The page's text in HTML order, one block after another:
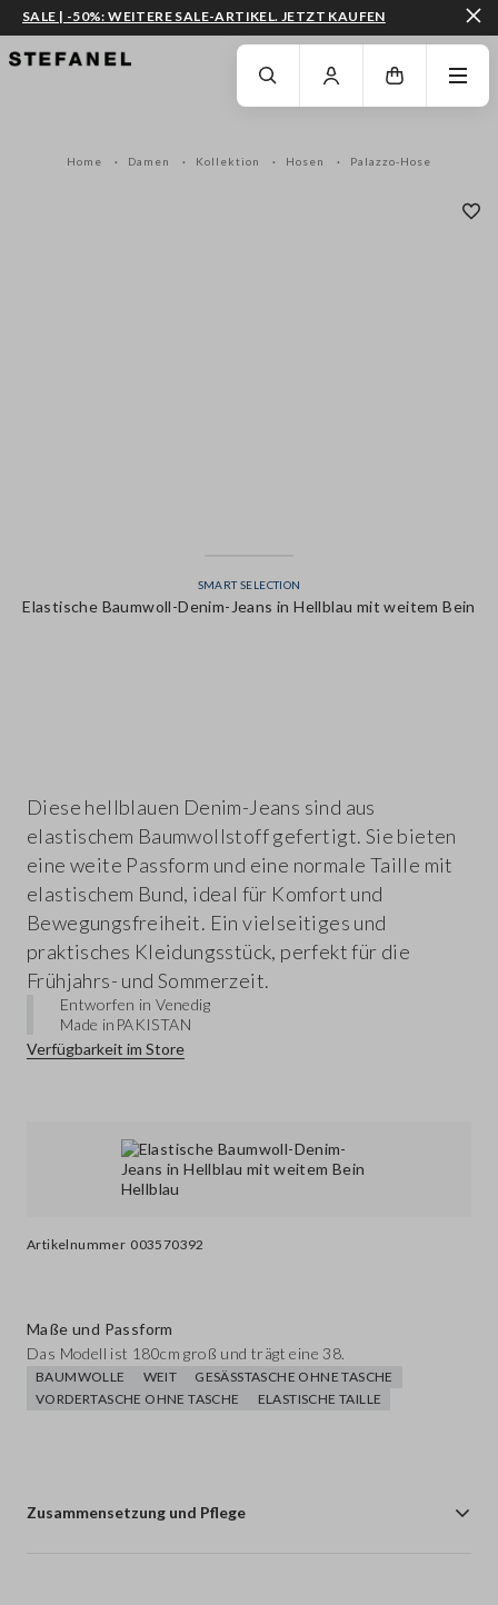
ZUM HAUPTINHALT SPRINGEN GEHEN SIE ZUM ENDE DER SEITE
SALE | -50%: WEITERE SALE-ARTIKEL. JETZT KAUFEN
Home Damen Kollektion Hosen Palazzo-Hose
SMART SELECTION
Elastische Baumwoll-Denim-Jeans in Hellblau mit weitem Bein
Artikelnummer 003570392
Diese hellblauen Denim-Jeans sind aus
elastischem Baumwollstoff gefertigt. Sie bieten
eine weite Passform und eine normale Taille mit
elastischem Bund, ideal für Komfort und
Bewegungsfreiheit. Ein vielseitiges und
praktisches Kleidungsstück, perfekt für die
Frühjahrs- und Sommerzeit.
Entworfen in Venedig
Made in PAKISTAN
Verfügbarkeit im Store
Maße und Passform
Das Modell ist 180cm groß und trägt eine 38.
BAUMWOLLE WEIT
GESÄSSTASCHE OHNE TASCHE
VORDERTASCHE OHNE TASCHE
ELASTISCHE TAILLE
Zusammensetzung und Pflege